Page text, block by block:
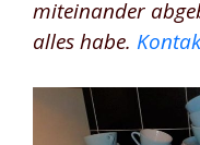
miteinander
alles habe.